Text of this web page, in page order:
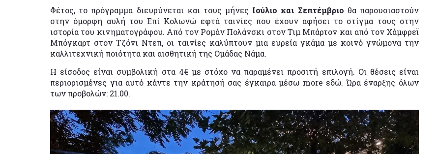
Φέτος, το πρόγραμμα διευρύνεται και τους μήνες Ιούλιο και Σεπτέμβριο θα παρουσιαστούν
στην όμορφη αυλή του Επί Κολωνώ εφτά ταινίες που έχουν αφήσει το στίγμα τους στην
ιστορία του κινηματογράφου. Από τον Ρομάν Πολάνσκι στον Τιμ Μπάρτον και από τον Χάμφρεϊ
Μπόγκαρτ στον Τζόνι Ντεπ, οι ταινίες καλύπτουν μια ευρεία γκάμα με κοινό γνώμονα την
καλλιτεχνική ποιότητα και αισθητική της Ομάδας Νάμα.
Η είσοδος είναι συμβολική στα 4€ με στόχο να παραμένει προσιτή επιλογή. Οι θέσεις είναι
περιορισμένες για αυτό κάντε την κράτησή σας έγκαιρα μέσω more εδώ. Ώρα έναρξης όλων
των προβολών: 21.00.